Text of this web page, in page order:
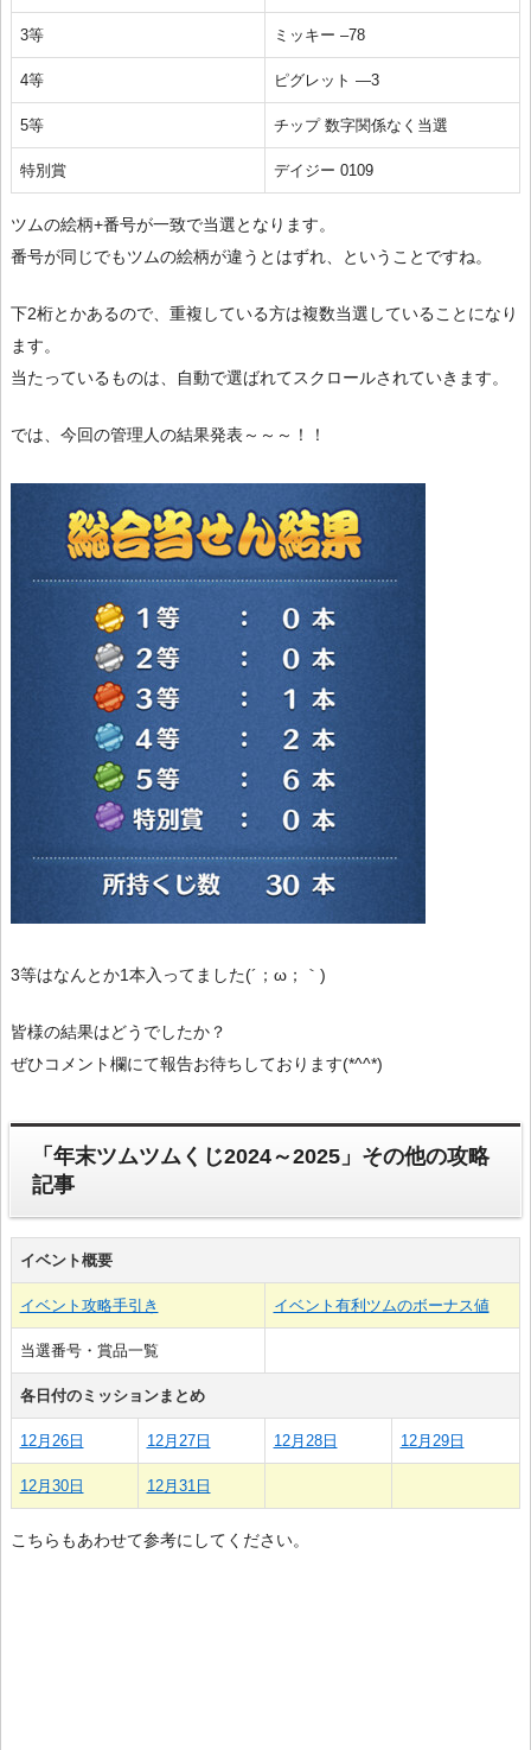
3等 ミッキー –78
4等 ピグレット —3
5等 チップ 数字関係なく当選
特別賞 デイジー 0109
ツムの絵柄+番号が一致で当選となります。
番号が同じでもツムの絵柄が違うとはずれ、ということですね。
下2桁とかあるので、重複している方は複数当選していることになり
ます。
当たっているものは、自動で選ばれてスクロールされていきます。
では、今回の管理人の結果発表～～～！！
3等はなんとか1本入ってました(´；ω；｀)
皆様の結果はどうでしたか？
ぜひコメント欄にて報告お待ちしております(*^^*)
「年末ツムツムくじ2024～2025」その他の攻略
記事
イベント概要
イベント攻略手引き イベント有利ツムのボーナス値
当選番号・賞品一覧
各日付のミッションまとめ
12月26日 12月27日 12月28日 12月29日
12月30日 12月31日
こちらもあわせて参考にしてください。